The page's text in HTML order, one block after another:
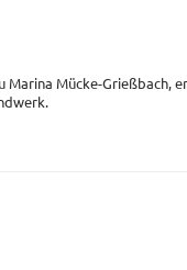
Marina Mücke-Grießbach,